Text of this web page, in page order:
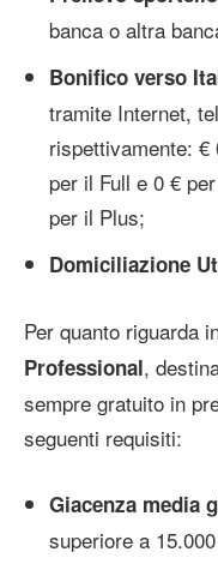
banca o altra
Bonifico verso
tramite Internet,
rispettivamente:
per il Full e 0 €
per il Plus;
Domiciliazione
Per quanto riguarda
Professional,
sempre gratuito in
seguenti requisiti:
Giacenza media
superiore a